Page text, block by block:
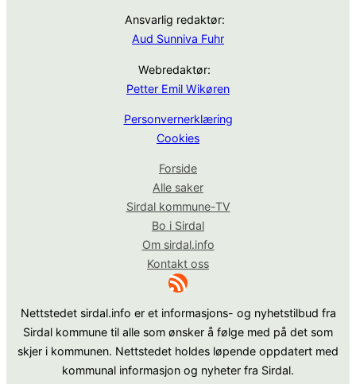
Ansvarlig redaktør:
Aud Sunniva Fuhr
Webredaktør:
Petter Emil Wikøren
Personvernerklæring
Cookies
Forside
Alle saker
Sirdal kommune-TV
Bo i Sirdal
Om sirdal.info
Kontakt oss
RSS-strøm
Nettstedet sirdal.info er et informasjons- og nyhetstilbud fra
Sirdal kommune til alle som ønsker å følge med på det som
skjer i kommunen. Nettstedet holdes løpende oppdatert med
kommunal informasjon og nyheter fra Sirdal.